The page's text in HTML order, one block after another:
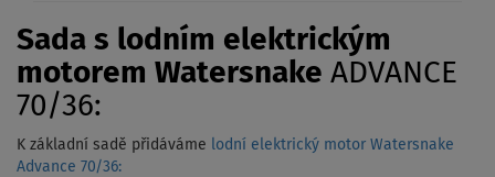
Sada s lodním elektrickým
motorem Watersnake ADVANCE
70/36:
K základní sadě přidáváme lodní elektrický motor Watersnake
Advance 70/36: